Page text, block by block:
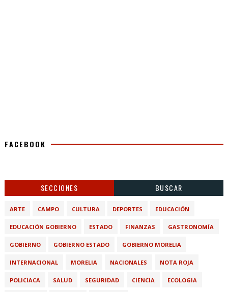
FACEBOOK
SECCIONES BUSCAR
ARTE CAMPO CULTURA DEPORTES EDUCACIÓN
EDUCACIÓN GOBIERNO ESTADO FINANZAS GASTRONOMÍA
GOBIERNO GOBIERNO ESTADO GOBIERNO MORELIA
INTERNACIONAL MORELIA NACIONALES NOTA ROJA
POLICIACA SALUD SEGURIDAD CIENCIA ECOLOGIA